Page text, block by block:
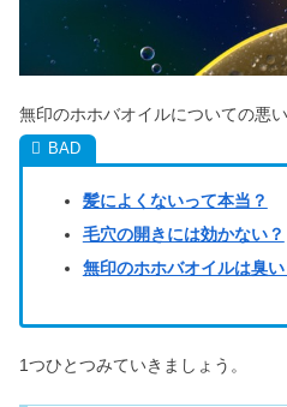
無印のホホバオイルについての悪
髪によくないって本当？
毛穴の開きには効かない？
無印のホホバオイルは臭い
1つひとつみていきましょう。